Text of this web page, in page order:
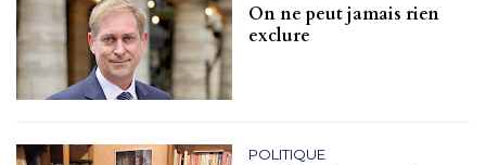
On ne peut jamais rien
exclure
POLITIQUE